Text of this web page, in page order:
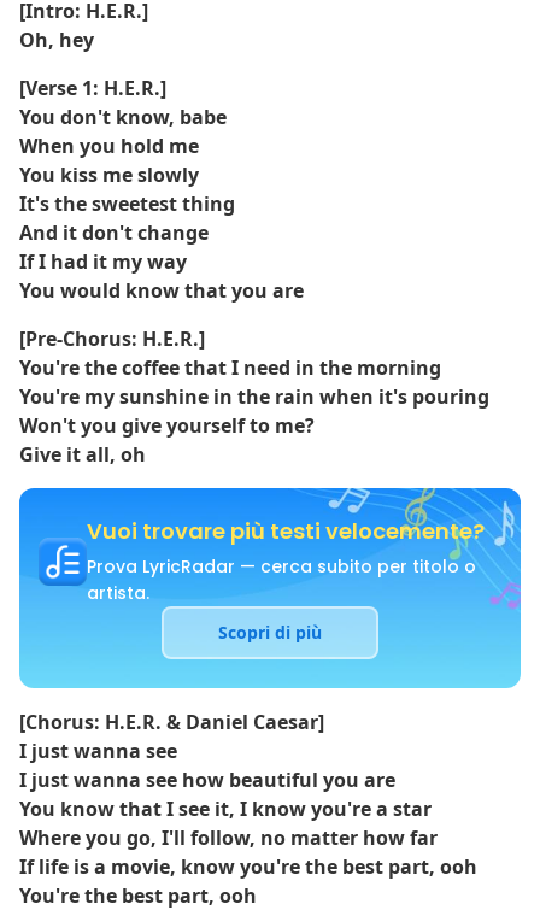
Grazie ai suoi toni di chitarra morbidi e alla sua esecuzione
armonizzata, il brano è diventato un classico moderno del
soul e dell'R&B contemporaneo.
[Intro: H.E.R.]
Oh, hey
[Verse 1: H.E.R.]
You don't know, babe
When you hold me
You kiss me slowly
It's the sweetest thing
And it don't change
If I had it my way
You would know that you are
[Pre-Chorus: H.E.R.]
You're the coffee that I need in the morning
You're my sunshine in the rain when it's pouring
Won't you give yourself to me?
Give it all, oh
Vuoi trovare più testi velocemente?
Prova LyricRadar — cerca subito per titolo o
artista.
Scopri di più
[Chorus: H.E.R. & Daniel Caesar]
I just wanna see
I just wanna see how beautiful you are
You know that I see it, I know you're a star
Where you go, I'll follow, no matter how far
If life is a movie, know you're the best part, ooh
You're the best part, ooh